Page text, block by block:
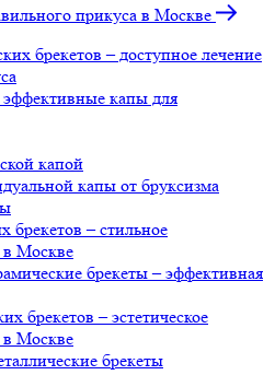
прикуса в Москве
брекетов – доступное лечение
капы для
капой
капы от бруксизма
брекетов – стильное
в Москве
брекеты – эффективная
брекетов – эстетическое
в Москве
брекеты